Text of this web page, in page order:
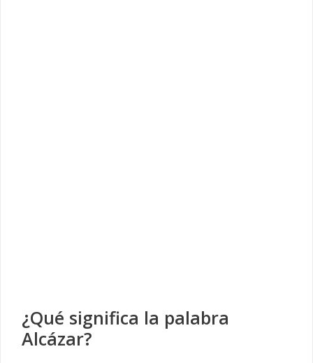
¿Qué significa la palabra
Alcázar?